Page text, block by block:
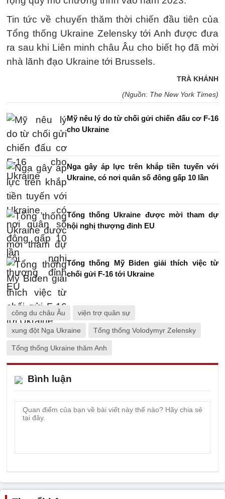
Tin tức về chuyến thăm thời chiến đầu tiên của
Tổng thống Ukraine Zelensky tới Anh được đưa
ra sau khi Liên minh châu Âu cho biết họ đã mời
nhà lãnh đạo Ukraine tới Brussels.
TRÀ KHÁNH
(Nguồn: The New York Times)
Mỹ nêu lý do từ chối gửi chiến đấu cơ F-16
cho Ukraine
Nga gây áp lực trên khắp tiền tuyến với
Ukraine, có nơi quân số đông gấp 10 lần
Tổng thống Ukraine được mời tham dự
hội nghị thượng đỉnh EU
Tổng thống Mỹ Biden giải thích việc từ
chối gửi F-16 tới Ukraine
công du châu Âu viện trợ quân sự
xung đột Nga Ukraine Tổng thống Volodymyr Zelensky
Tổng thống Ukraine thăm Anh
Bình luận